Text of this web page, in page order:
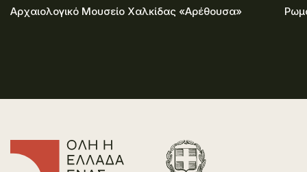
Αρχαιολογικό Μουσείο Χαλκίδας «Αρέθουσα»